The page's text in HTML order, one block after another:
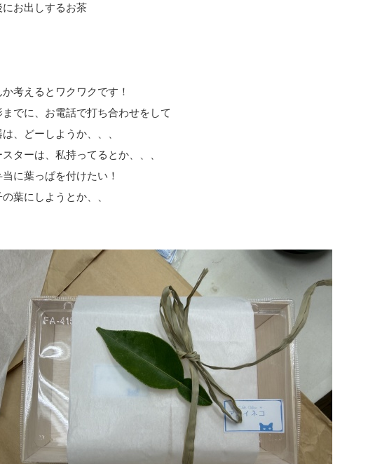
にお出しするお茶
か考えるとワクワクです！
までに、お電話で打ち合わせをして
、どーしようか、、、
ターは、私持ってるとか、、、
に葉っぱを付けたい！
葉にしようとか、、